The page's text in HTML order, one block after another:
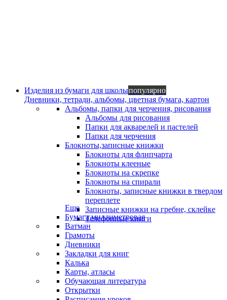
Изделия из бумаги для школыпопулярно
Дневники, тетради, альбомы, цветная бумага, картон
Альбомы, папки для черчения, рисования
Альбомы для рисования
Папки для акварелей и пастелей
Папки для черчения
Блокноты,записные книжки
Блокноты для флипчарта
Блокноты клееные
Блокноты на скрепке
Блокноты на спирали
Блокноты, записные книжки в твердом
переплете
Записные книжки на гребне, склейке
Телефонные книги
Еще
Бумага миллиметровая
Ватман
Грамоты
Дневники
Закладки для книг
Калька
Карты, атласы
Обучающая литература
Открытки